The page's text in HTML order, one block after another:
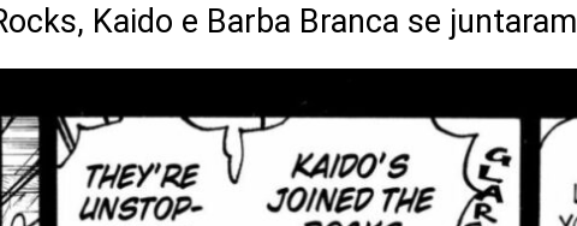
Kaido e Barba Branca se juntaram